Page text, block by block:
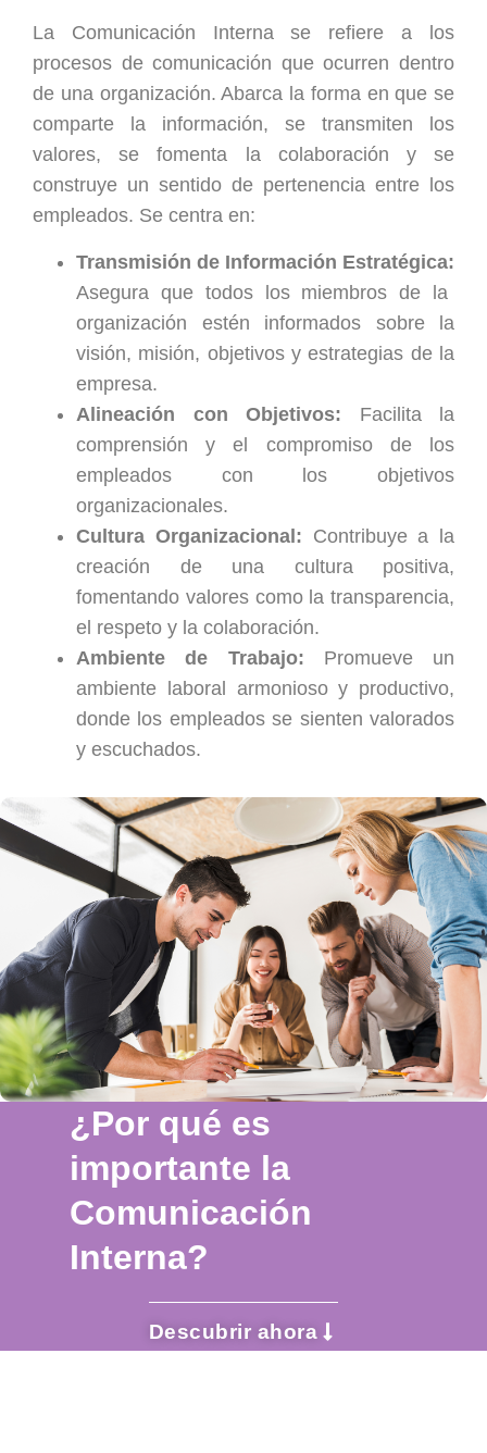
La Comunicación Interna se refiere a los
procesos de comunicación que ocurren dentro
de una organización. Abarca la forma en que se
comparte la información, se transmiten los
valores, se fomenta la colaboración y se
construye un sentido de pertenencia entre los
empleados. Se centra en:
Transmisión de Información Estratégica:
Asegura que todos los miembros de la
organización estén informados sobre la
visión, misión, objetivos y estrategias de la
empresa.
Alineación con Objetivos: Facilita la
comprensión y el compromiso de los
empleados con los objetivos
organizacionales.
Cultura Organizacional: Contribuye a la
creación de una cultura positiva,
fomentando valores como la transparencia,
el respeto y la colaboración.
Ambiente de Trabajo: Promueve un
ambiente laboral armonioso y productivo,
donde los empleados se sienten valorados
y escuchados.
¿Por qué es
importante la
Comunicación
Interna?
Descubrir ahora